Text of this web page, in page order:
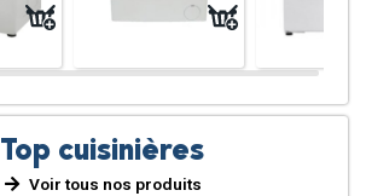
Top cuisinières
Voir tous nos produits